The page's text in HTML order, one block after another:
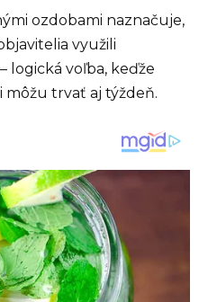
ozdobami naznačuje,
využili
logická voľba, keďže
trvať aj týždeň.